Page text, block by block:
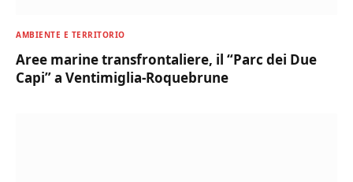
AMBIENTE E TERRITORIO
Aree marine transfrontaliere, il “Parc dei Due
Capi” a Ventimiglia-Roquebrune